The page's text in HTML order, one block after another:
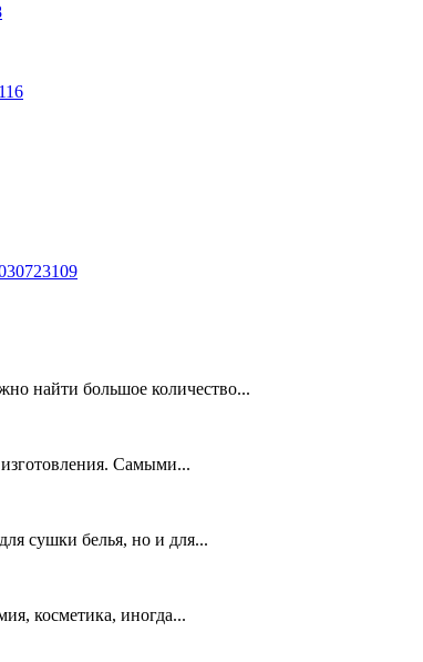
найти большое количество...
Самыми...
сушки белья, но и для...
косметика, иногда...